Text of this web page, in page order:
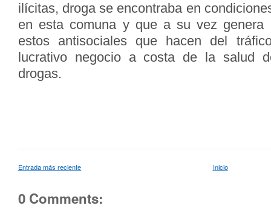
ilícitas, droga se encontraba en
en esta comuna y que a su vez genera
estos antisociales que hacen del
lucrativo negocio a costa de la salud
drogas.
Entrada más reciente Inicio
0 Comments: